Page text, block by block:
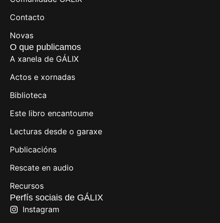
Contacto
Novas
O que publicamos
A xanela de GÁLIX
Actos e xornadas
Biblioteca
Este libro encantoume
Lecturas desde o garaxe
Publicacións
Rescate en audio
Recursos
Perfís sociais de GÁLIX
Instagram